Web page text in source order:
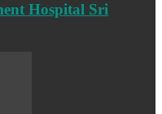
Hospital Sri